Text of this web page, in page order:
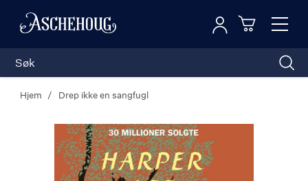
Toggle
Logg inn
Hjem Drep ikke en sangfugl